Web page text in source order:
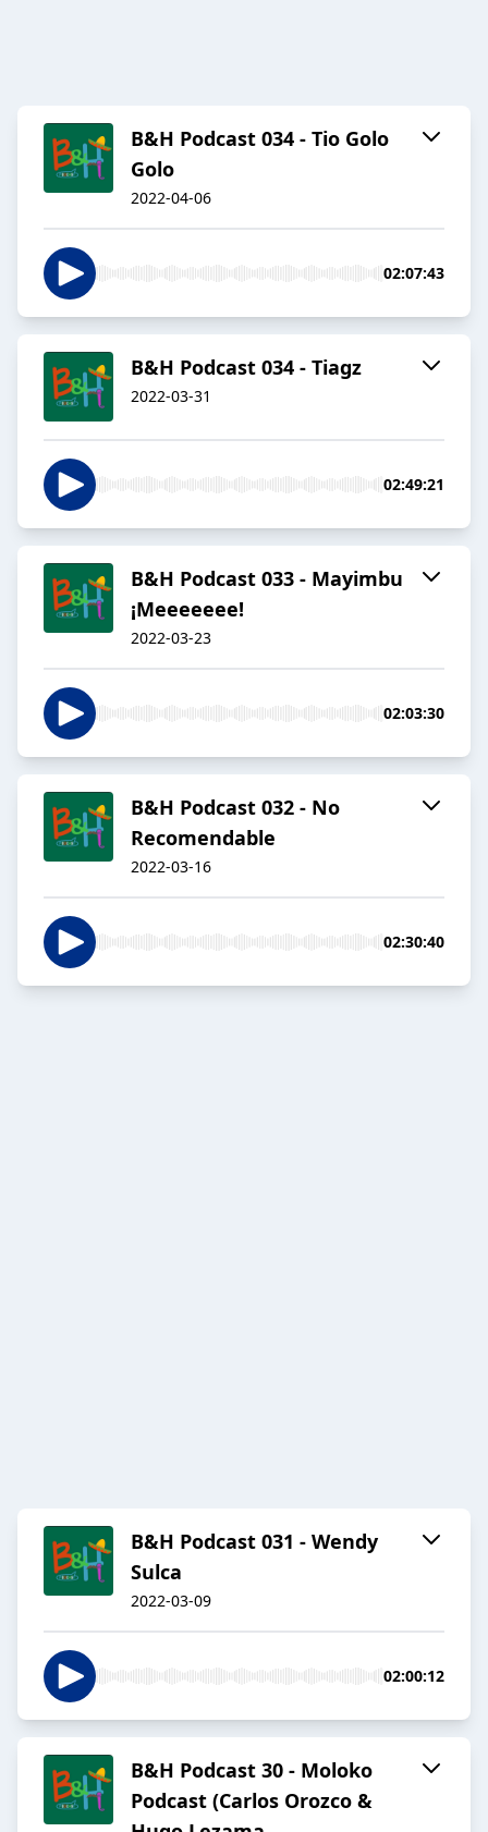
B&H Podcast 034 - Tio Golo
Golo
2022-04-06
02:07:43
B&H Podcast 034 - Tiagz
2022-03-31
02:49:21
B&H Podcast 033 - Mayimbu
¡Meeeeeee!
2022-03-23
02:03:30
B&H Podcast 032 - No
Recomendable
2022-03-16
02:30:40
B&H Podcast 031 - Wendy
Sulca
2022-03-09
02:00:12
B&H Podcast 30 - Moloko
Podcast (Carlos Orozco &